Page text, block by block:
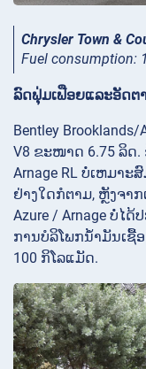
Chrysler Town &
Fuel consumption:
ລົດຟຸ່ມເຟືອຍແລະອັດຕ
Bentley
V8 ຂະໜາດ 6.75 ລິດ.
Arnage RL ບໍ່ເຫມາ
ຢ່າງໃດກໍຕາມ, ຫຼັງຈາກ
Azure / Arnage ບໍ່ໄ
ການບໍລິໂພກນໍ້າມັນເຊື້
100 ກິໂລແມັດ.